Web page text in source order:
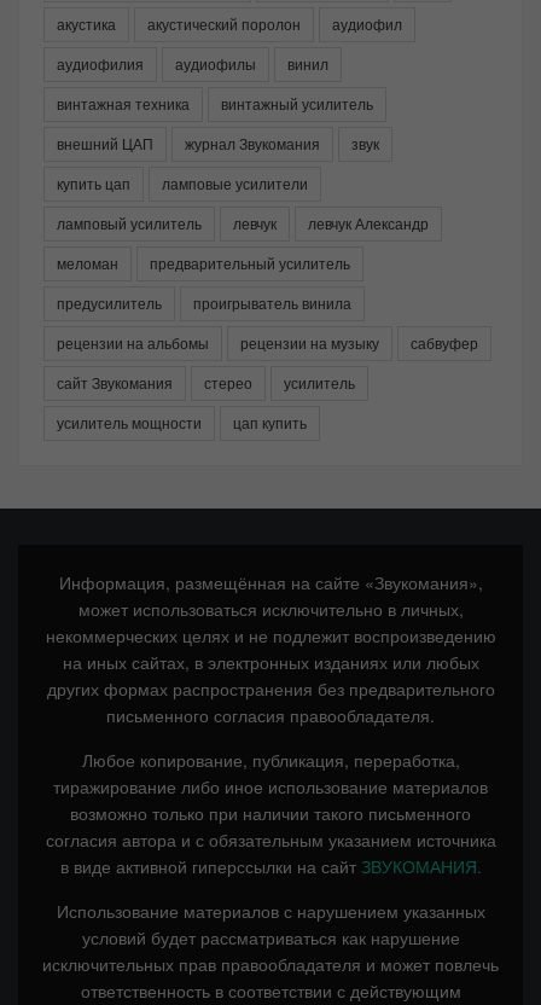
акустика
акустический поролон
аудиофил
аудиофилия
аудиофилы
винил
винтажная техника
винтажный усилитель
внешний ЦАП
журнал Звукомания
звук
купить цап
ламповые усилители
ламповый усилитель
левчук
левчук Александр
меломан
предварительный усилитель
предусилитель
проигрыватель винила
рецензии на альбомы
рецензии на музыку
сабвуфер
сайт Звукомания
стерео
усилитель
усилитель мощности
цап купить
Информация, размещённая на сайте «Звукомания»,
может использоваться исключительно в личных,
некоммерческих целях и не подлежит воспроизведению
на иных сайтах, в электронных изданиях или любых
других формах распространения без предварительного
письменного согласия правообладателя.
Любое копирование, публикация, переработка,
тиражирование либо иное использование материалов
возможно только при наличии такого письменного
согласия автора и с обязательным указанием источника
в виде активной гиперссылки на сайт ЗВУКОМАНИЯ.
Использование материалов с нарушением указанных
условий будет рассматриваться как нарушение
исключительных прав правообладателя и может повлечь
ответственность в соответствии с действующим